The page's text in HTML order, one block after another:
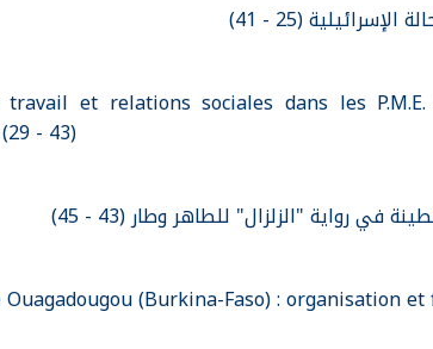
(25 - 41)
et relations sociales dans les
- 43)
رواية "الزلزال" للطاهر وطار (43 - 45)
Ouagadougou (Burkina-Faso) : organisation